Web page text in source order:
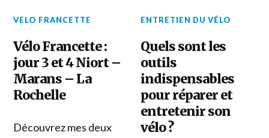
VELO FRANCETTE
Vélo Francette :
jour 3 et 4 Niort –
Marans – La
Rochelle
Découvrez mes deux
ENTRETIEN DU VÉLO
Quels sont les
outils
indispensables
pour réparer et
entretenir son
vélo ?